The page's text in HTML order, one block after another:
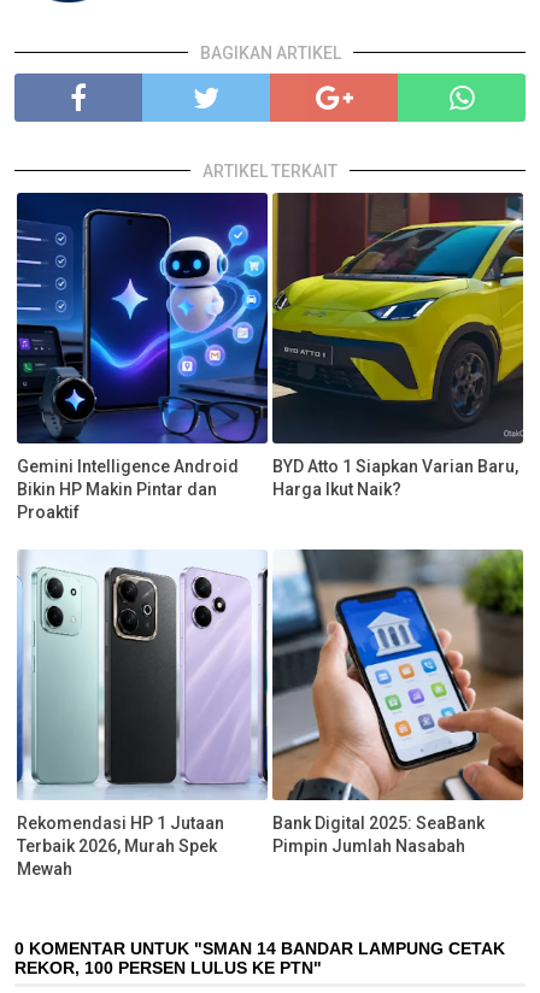
BAGIKAN ARTIKEL
ARTIKEL TERKAIT
Gemini Intelligence Android
Bikin HP Makin Pintar dan
Proaktif
BYD Atto 1 Siapkan Varian Baru,
Harga Ikut Naik?
Rekomendasi HP 1 Jutaan
Terbaik 2026, Murah Spek
Mewah
Bank Digital 2025: SeaBank
Pimpin Jumlah Nasabah
0 KOMENTAR UNTUK "SMAN 14 BANDAR LAMPUNG CETAK
REKOR, 100 PERSEN LULUS KE PTN"